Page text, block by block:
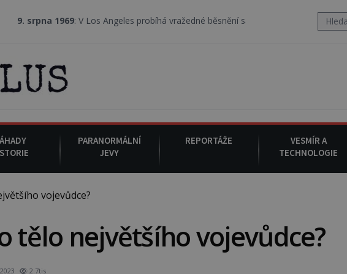
: V Los Angeles probíhá vražedné běsnění satanistického gangu vedeného
PARANORMÁLNÍ
JEVY
REPORTÁŽE
VESMÍR A
TECHNOLOGIE
vojevůdce?
tělo největšího vojevůdce?
2.7tis